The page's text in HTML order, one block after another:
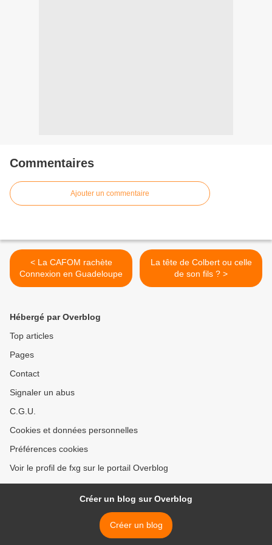
Commentaires
Ajouter un commentaire
< La CAFOM rachète
Connexion en Guadeloupe
La tête de Colbert ou celle
de son fils ? >
Hébergé par Overblog
Top articles
Pages
Contact
Signaler un abus
C.G.U.
Cookies et données personnelles
Préférences cookies
Voir le profil de fxg sur le portail Overblog
Créer un blog sur Overblog
Créer un blog